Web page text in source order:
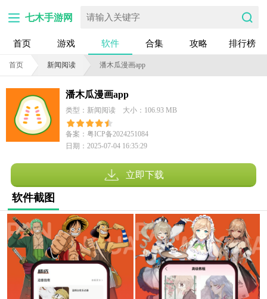
七木手游网
首页 游戏 软件 合集 攻略 排行榜
首页 新闻阅读 潘木瓜漫画app
潘木瓜漫画app
类型：新闻阅读 大小：106.93 MB
备案：粤ICP备2024251084
号-30A
日期：2025-07-04 16:35:29
立即下载
软件截图